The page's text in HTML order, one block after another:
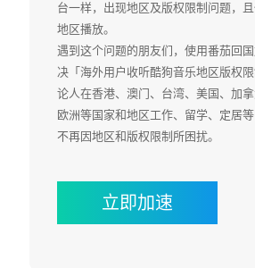
台一样，出现地区及版权限制问题，
地区播放。
遇到这个问题的朋友们，使用番茄回
决「海外用户收听酷狗音乐地区版权
论人在香港、澳门、台湾、美国、加拿
欧洲等国家和地区工作、留学、定居等
不再因地区和版权限制所困扰。
立即加速